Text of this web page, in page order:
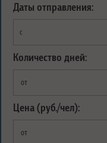
Даты отправления:
с
Количество дней:
от
Цена (руб./чел):
от